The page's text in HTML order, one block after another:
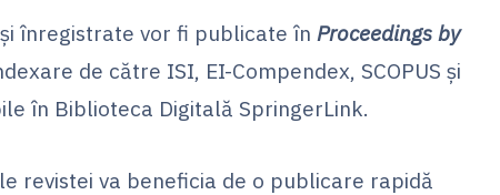
înregistrate vor fi publicate în Proceedings by
de către ISI, EI-Compendex, SCOPUS și
în Biblioteca Digitală SpringerLink.
revistei va beneficia de o publicare rapidă